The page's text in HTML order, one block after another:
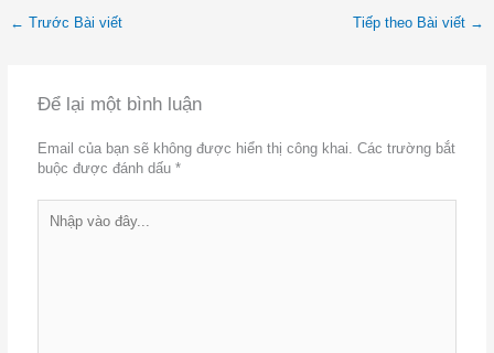
← Trước Bài viết Tiếp theo Bài viết →
Để lại một bình luận
Email của bạn sẽ không được hiển thị công khai. Các trường bắt
buộc được đánh dấu*
vào